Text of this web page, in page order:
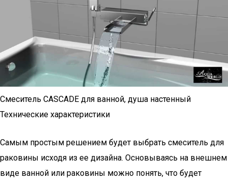
Смеситель CASCADE для ванной, душа настенный
Технические характеристики
Самым простым решением будет выбрать смеситель для
раковины исходя из ее дизайна. Основываясь на внешнем
виде ванной или раковины можно понять, что будет